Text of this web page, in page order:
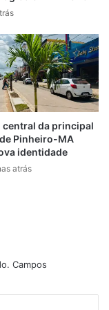
gerar
regional em
ao
de
e Sebrae
central da principal
Pinheiro-MA
identidade
atrás
Campos